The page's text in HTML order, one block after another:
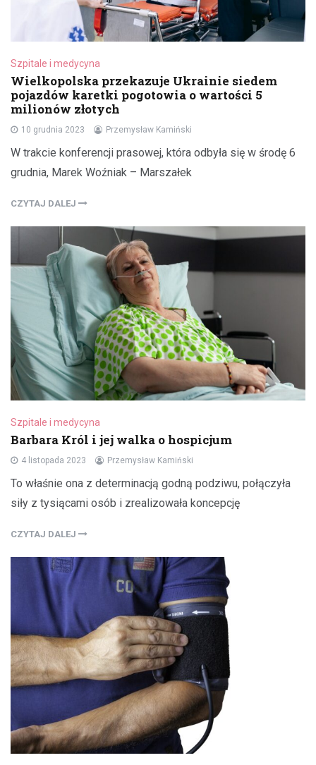
Szpitale i medycyna
Wielkopolska przekazuje Ukrainie siedem
pojazdów karetki pogotowia o wartości 5
milionów złotych
10 grudnia 2023 Przemysław Kamiński
W trakcie konferencji prasowej, która odbyła się w środę 6
grudnia, Marek Woźniak – Marszałek
CZYTAJ DALEJ
Szpitale i medycyna
Barbara Król i jej walka o hospicjum
4 listopada 2023 Przemysław Kamiński
To właśnie ona z determinacją godną podziwu, połączyła
siły z tysiącami osób i zrealizowała koncepcję
CZYTAJ DALEJ